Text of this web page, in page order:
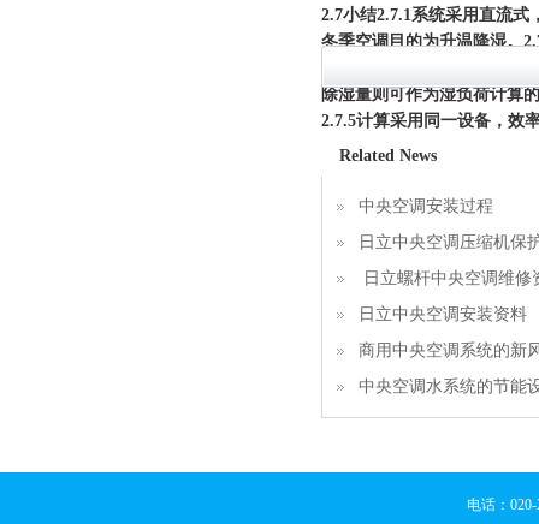
2.7小结2.7.1系统采用直流式
冬季空调目的为升温降湿。
除湿量则可作为湿负荷计算
2.7.5计算采用同一设备，效
Related News
中央空调安装过程
日立中央空调压缩机保
日立螺杆中央空调维修
日立中央空调安装资料
商用中央空调系统的新
中央空调水系统的节能
电话：